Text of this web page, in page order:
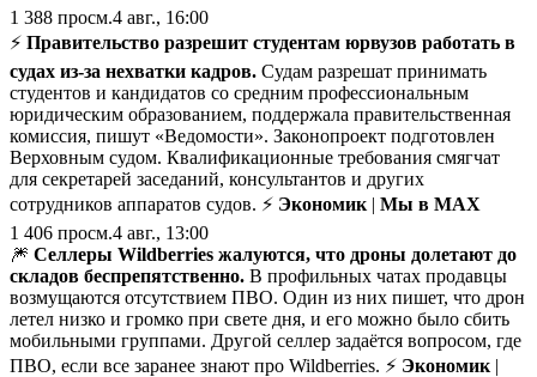
1 388 просм.4 авг., 16:00
⚡️ Правительство разрешит студентам юрвузов работать в
судах из-за нехватки кадров. Судам разрешат принимать
студентов и кандидатов со средним профессиональным
юридическим образованием, поддержала правительственная
комиссия, пишут «Ведомости». Законопроект подготовлен
Верховным судом. Квалификационные требования смягчат
для секретарей заседаний, консультантов и других
сотрудников аппаратов судов. ⚡ Экономик | Мы в MAX
1 406 просм.4 авг., 13:00
🎆 Селлеры Wildberries жалуются, что дроны долетают до
складов беспрепятственно. В профильных чатах продавцы
возмущаются отсутствием ПВО. Один из них пишет, что дрон
летел низко и громко при свете дня, и его можно было сбить
мобильными группами. Другой селлер задаётся вопросом, где
ПВО, если все заранее знают про Wildberries. ⚡ Экономик |